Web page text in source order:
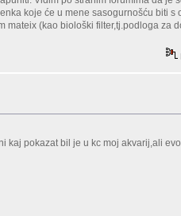
koje će u mene sasogurnošću biti s
mateix (kao biološki filter,tj.podloga za
kaj pokazat bil je u kc moj akvarij,ali